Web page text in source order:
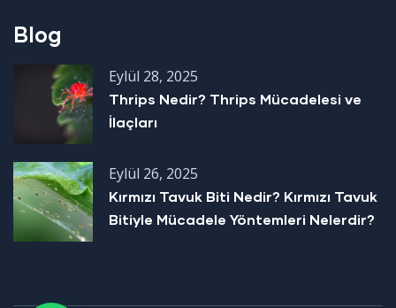
Blog
Eylül 28, 2025
Thrips Nedir? Thrips Mücadelesi ve
İlaçları
Eylül 26, 2025
Kırmızı Tavuk Biti Nedir? Kırmızı Tavuk
Bitiyle Mücadele Yöntemleri Nelerdir?